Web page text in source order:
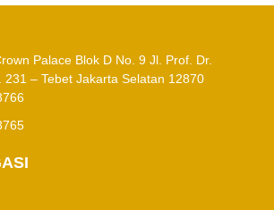
Palace Blok D No. 9 Jl. Prof. Dr.
231 – Tebet Jakarta Selatan 12870